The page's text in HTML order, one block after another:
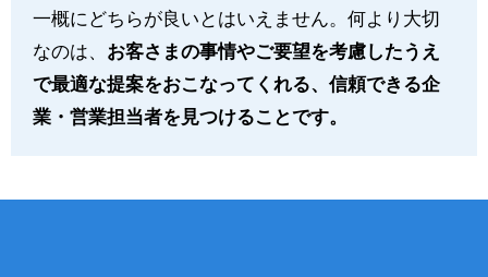
一概にどちらが良いとはいえません。何より大切
なのは、 お客さまの事情やご要望を考慮したうえ
で最適な提案をおこなってくれる、信頼できる企
業・営業担当者を見つけることです。